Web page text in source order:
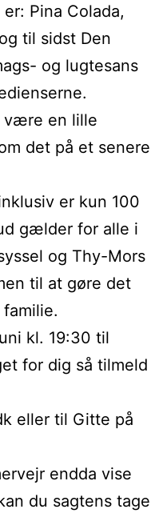
Pina Colada,
til sidst Den
og lugtesans
være en lille
det på et senere
er kun 100
gælder for alle i
og Thy-Mors
til at gøre det
kl. 19:30 til
for dig så tilmeld
eller til Gitte på
endda vise
du sagtens tage